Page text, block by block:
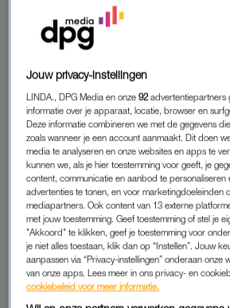
1. Bij het New Yorkse warenhuis
oplopen tot vijftig procent!
2.Bijenkorfnoemt het liever ‘Sint-
Jouw privacy-instellingen
LINDA., DPG Media en onze92 advertentiepartners
informatie over je apparaat, locatie, browser en
Deze informatie combineren we met de gegevens
zoals wanneer je een account aanmaakt. Dit doen
media te analyseren en onze websites en apps te
kunnen we, als je hier toestemming voor geeft, je
content, communicatie en aanbod te personaliseren
advertenties te tonen, en voor marketingdoeleinden
mediapartners. Ook content van 13 externe
met jouw toestemming. Geef toestemming of stel je
"Akkoord" te klikken, geef je toestemming voor
je niet alles toestaan, klik dan op “Instellen”. Jouw
aanpassen via “Privacy-instellingen” onderaan onze
van onze apps. Lees meer in ons privacy- en
cookiebeleid voor meer informatie.